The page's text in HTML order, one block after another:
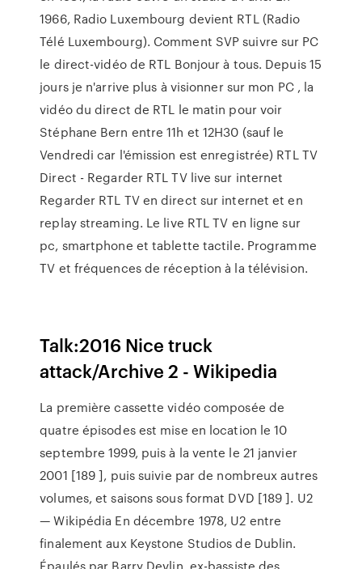
1966, Radio Luxembourg devient RTL (Radio
Télé Luxembourg). Comment SVP suivre sur PC
le direct-vidéo de RTL Bonjour à tous. Depuis 15
jours je n'arrive plus à visionner sur mon PC , la
vidéo du direct de RTL le matin pour voir
Stéphane Bern entre 11h et 12H30 (sauf le
Vendredi car l'émission est enregistrée) RTL TV
Direct - Regarder RTL TV live sur internet
Regarder RTL TV en direct sur internet et en
replay streaming. Le live RTL TV en ligne sur
pc, smartphone et tablette tactile. Programme
TV et fréquences de réception à la télévision.
Talk:2016 Nice truck
attack/Archive 2 - Wikipedia
La première cassette vidéo composée de
quatre épisodes est mise en location le 10
septembre 1999, puis à la vente le 21 janvier
2001 [189 ], puis suivie par de nombreux autres
volumes, et saisons sous format DVD [189 ]. U2
— Wikipédia En décembre 1978, U2 entre
finalement aux Keystone Studios de Dublin.
Épaulés par Barry Devlin, ex-bassiste des